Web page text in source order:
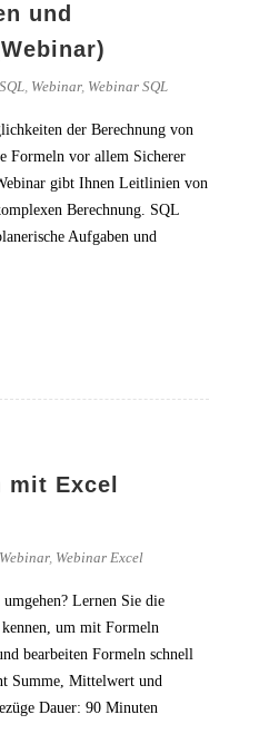
und
SQL, Webinar, Webinar SQL
der Berechnung von
Formeln vor allem Sicherer
gibt Ihnen Leitlinien von
Berechnung. SQL
Aufgaben und
Excel
Webinar, Webinar Excel
Lernen Sie die
um mit Formeln
bearbeiten Formeln schnell
Summe, Mittelwert und
Dauer: 90 Minuten